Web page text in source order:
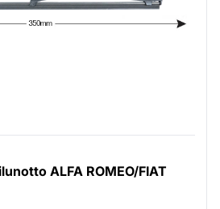
ALFA ROMEO/FIAT